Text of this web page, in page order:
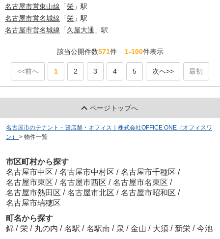
名古屋市営東山線 「栄 」駅
名古屋市営名城線 「栄 」駅
名古屋市営名城線 「久屋大通 」駅
該当公開件数571件1-100件表示
<<前へ 1 2 3 4 5 次へ>> 最初
ページトップへ
名古屋市のテナント・貸店舗・オフィス｜株式会社OFFICE ONE（オフィスワ
ン）
> 物件一覧
市区町村から探す
名古屋市中区 / 名古屋市中村区 / 名古屋市千種区 /
名古屋市東区 / 名古屋市西区 / 名古屋市名東区 /
名古屋市熱田区 / 名古屋市北区 / 名古屋市昭和区 /
名古屋市瑞穂区
町名から探す
錦 / 栄 / 丸の内 / 名駅 / 名駅南 / 泉 / 金山 / 大須 / 新栄 / 今池